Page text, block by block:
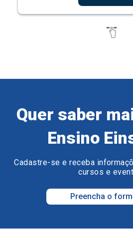
Quer saber
Ensino
Cadastre-se e receba
cursos e
Preencha o